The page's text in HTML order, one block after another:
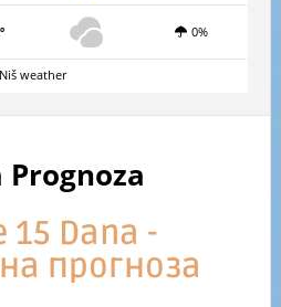
0%
Niš weather
15 Dana -
прогноза